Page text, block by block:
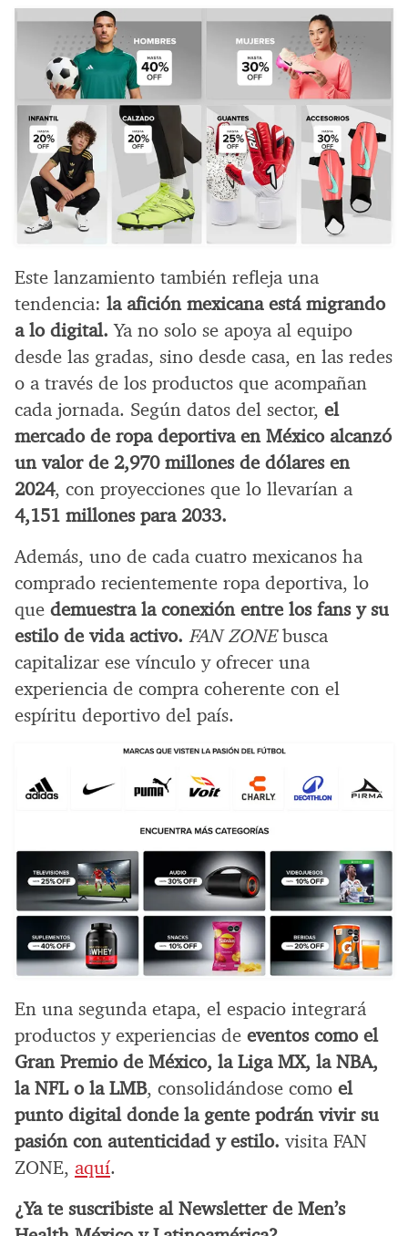
Este lanzamiento también refleja una
tendencia: la afición mexicana está migrando
a lo digital. Ya no solo se apoya al equipo
desde las gradas, sino desde casa, en las redes
o a través de los productos que acompañan
cada jornada. Según datos del sector, el
mercado de ropa deportiva en México alcanzó
un valor de 2,970 millones de dólares en
2024, con proyecciones que lo llevarían a
4,151 millones para 2033.
Además, uno de cada cuatro mexicanos ha
comprado recientemente ropa deportiva, lo
que demuestra la conexión entre los fans y su
estilo de vida activo. FAN ZONEbusca
capitalizar ese vínculo y ofrecer una
experiencia de compra coherente con el
espíritu deportivo del país.
En una segunda etapa, el espacio integrará
productos y experiencias de eventos como el
Gran Premio de México, la Liga MX, la NBA,
la NFL o la LMB, consolidándose como el
punto digital donde la gente podrán vivir su
pasión con autenticidad y estilo. visita FAN
ZONE, aquí.
¿Ya te suscribiste al Newsletter de Men’s